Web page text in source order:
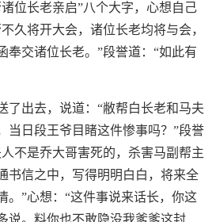
位长老亲启”八个大字，心想自己
久将开大会，诸位长老均将与会，
奉交诸位长老。”段誉道：“如此有
了出去，说道：“敝帮白长老和马夫
当日段王爷目睹这件惨事吗？”段誉
不是乔大哥害死的，杀害马副帮主
书信之中，写得明明白白，将来全
。”心想：“这件事说来话长，你这
说。料你也不敢隐没我爹爹这封